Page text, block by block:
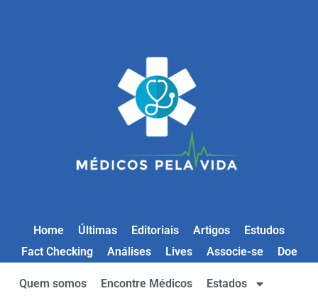
Home Últimas Editoriais Artigos
Estudos
Fact Checking
Análises Lives Associe-se Doe
Quem somos Encontre Médicos Estados